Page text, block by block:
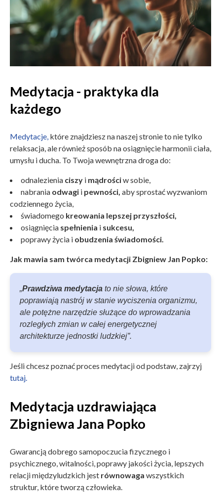
Medytacja - praktyka dla
każdego
Medytacje, które znajdziesz na naszej stronie to nie tylko
relaksacja, ale również sposób na osiągnięcie harmonii ciała,
umysłu i ducha. To Twoja wewnętrzna droga do:
odnalezienia ciszy i mądrościw sobie,
nabrania odwagi i pewności, aby sprostać wyzwaniom
codziennego życia,
świadomego kreowania lepszej przyszłości,
osiągnięcia spełnienia i sukcesu,
poprawy życia i obudzenia świadomości.
Jak mawia sam twórca medytacji Zbigniew Jan Popko:
„Prawdziwa medytacja to nie słowa, które
poprawiają nastrój w stanie wyciszenia organizmu,
ale potężne narzędzie służące do wprowadzania
rozległych zmian w całej energetycznej
architekturze jednostki ludzkiej”.
Jeśli chcesz poznać proces medytacji od podstaw, zajrzyj
tutaj.
Medytacja uzdrawiająca
Zbigniewa Jana Popko
Gwarancją dobrego samopoczucia fizycznego i
psychicznego, witalności, poprawy jakości życia, lepszych
relacji międzyludzkich jest równowaga wszystkich
struktur, które tworzą człowieka.